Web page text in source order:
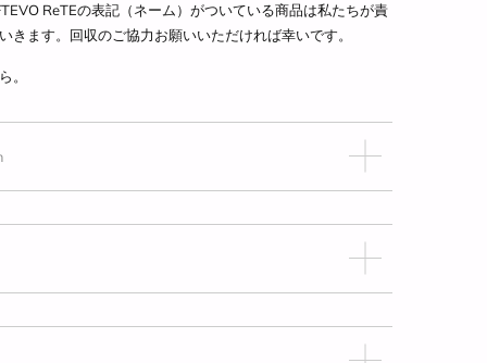
ReTEの表記（ネーム）がついている商品は私たちが責
きます。回収のご協力お願いいただければ幸いです。
。